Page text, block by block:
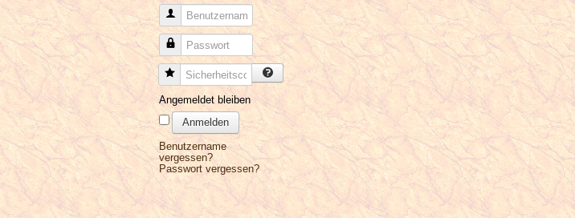
Benutzername
Passwort
Sicherheitscode
Angemeldet bleiben
Anmelden
Benutzername
vergessen?
Passwort vergessen?